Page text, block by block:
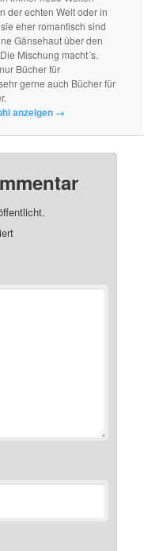
der echten Welt oder in
eher romantisch sind
Gänsehaut über den
Mischung macht´s.
Bücher für
gerne auch Bücher für
anzeigen →